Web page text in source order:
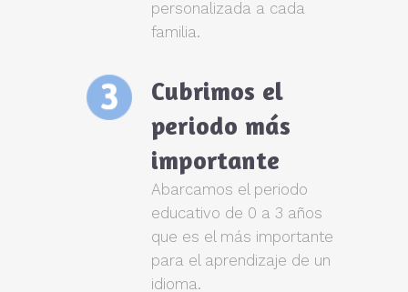
personalizada a cada
familia.
Cubrimos el
periodo más
importante
Abarcamos el periodo
educativo de 0 a 3 años
que es el más importante
para el aprendizaje de un
idioma.